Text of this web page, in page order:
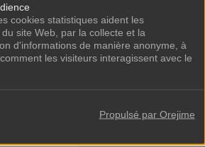
cookies statistiques aident les
site Web, par la collecte et la
d'informations de manière anonyme, à
les visiteurs interagissent avec le
Propulsé par Orejime
CS 70006